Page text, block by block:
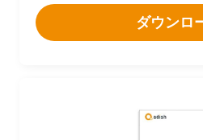
ダウンロ